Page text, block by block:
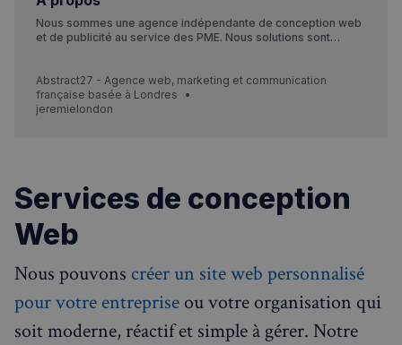
Nous sommes une agence indépendante de conception web
et de publicité au service des PME. Nous solutions sont
concrets. Nos services Web Design Nous concevons,
intégrons et héberg…
Abstract27 - Agence web, marketing et communication
française basée à Londres
jeremielondon
Services de conception
Web
Nous pouvons créer un site web personnalisé
pour votre entreprise ou votre organisation qui
soit moderne, réactif et simple à gérer. Notre